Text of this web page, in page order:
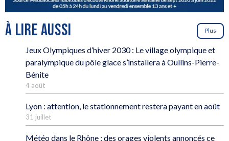
À LIRE AUSSI Plus
Jeux Olympiques d’hiver 2030 : Le village olympique et
paralympique du pôle glace s’installera à Oullins-Pierre-
Bénite
4 août
Lyon : attention, le stationnement restera payant en août
31 juillet
Météo dans le Rhône : des orages violents annoncés ce